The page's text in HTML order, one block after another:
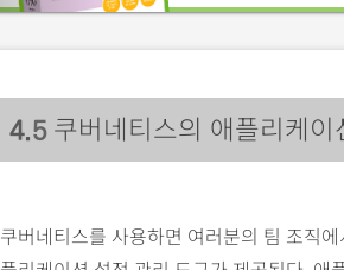
i
o
s
4.5쿠버네티스의 애플리케이
쿠버네티스를 사용하면 여러분의 팀 조직